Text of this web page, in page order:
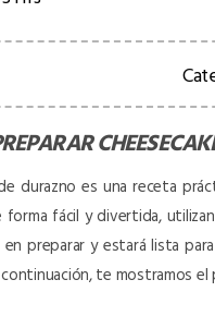
durazno es una receta
forma fácil y divertida,
en preparar y estará lista
te mostramos